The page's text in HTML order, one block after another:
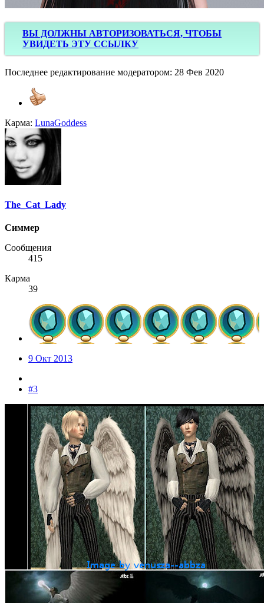
ВЫ ДОЛЖНЫ АВТОРИЗОВАТЬСЯ, ЧТОБЫ
УВИДЕТЬ ЭТУ ССЫЛКУ
Последнее редактирование модератором: 28 Фев 2020
Карма: LunaGoddess
The_Cat_Lady
Симмер
Сообщения
415
Карма
39
9 Окт 2013
#3